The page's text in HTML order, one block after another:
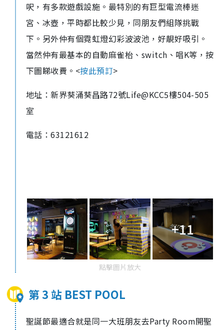
呎，有多款遊戲設施。最特別的有巨型電流棒迷
宮、冰壺，平時都比較少見，同朋友們組隊挑戰
下。另外仲有個霓虹燈幻彩波波池，好靚好吸引。
當然仲有最基本的自動麻雀枱、switch、唱K等，按
下圖睇收費。<按此預訂>
地址：新界葵涌葵昌路72號Life@KCC5樓504-505
室
電話：63121612
+11
點擊圖片放大
第 3 站 BEST POOL
聖誕節最適合就是同一大班朋友去Party Room開聖